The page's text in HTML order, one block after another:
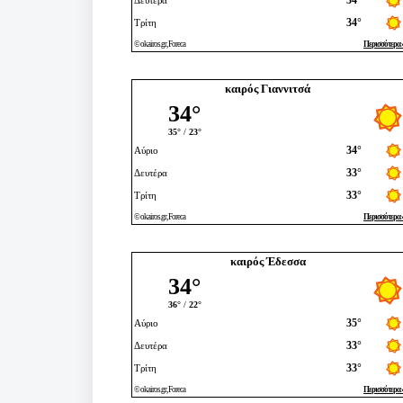
καιρός Γιαννιτσά
καιρός Έδεσσα